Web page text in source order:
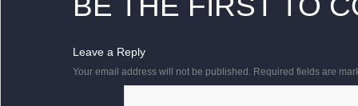
Leave a Reply
Your email address will not be published. Required fields are